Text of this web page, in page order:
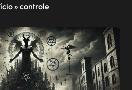
» controle